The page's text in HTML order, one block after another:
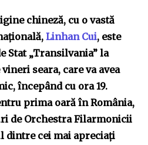
chineză, cu o vastă
Linhan Cui, este
Stat „Transilvania” la
seara, care va avea
începând cu ora 19.
prima oară în România,
de Orchestra Filarmonicii
dintre cei mai apreciați